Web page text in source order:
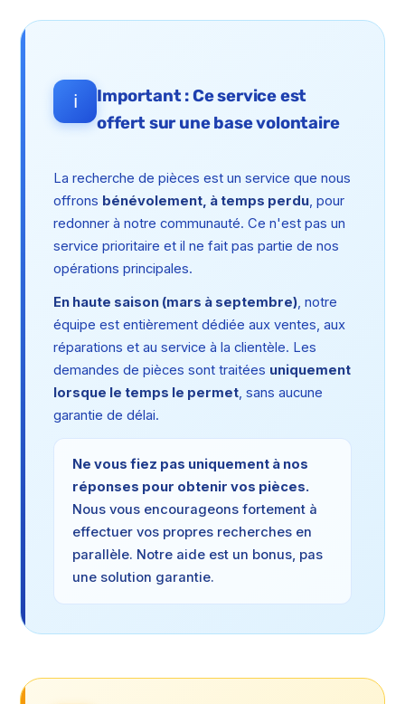
ℹ
Important : Ce service est
offert sur une base volontaire
La recherche de pièces est un service que nous
offrons bénévolement, à temps perdu, pour
redonner à notre communauté. Ce n'est pas un
service prioritaire et il ne fait pas partie de nos
opérations principales.
En haute saison (mars à septembre), notre
équipe est entièrement dédiée aux ventes, aux
réparations et au service à la clientèle. Les
demandes de pièces sont traitées uniquement
lorsque le temps le permet, sans aucune
garantie de délai.
Ne vous fiez pas uniquement à nos
réponses pour obtenir vos pièces.
Nous vous encourageons fortement à
effectuer vos propres recherches en
parallèle. Notre aide est un bonus, pas
une solution garantie.